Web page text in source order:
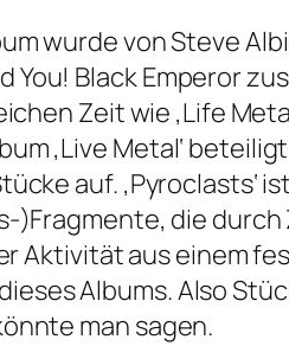
wurde von Steve
You! Black Emperor
Zeit wie ‚Life
‚Live Metal‘
auf. ‚Pyroclasts‘
)Fragmente, die
Aktivität aus einem
Albums. Also
man sagen.